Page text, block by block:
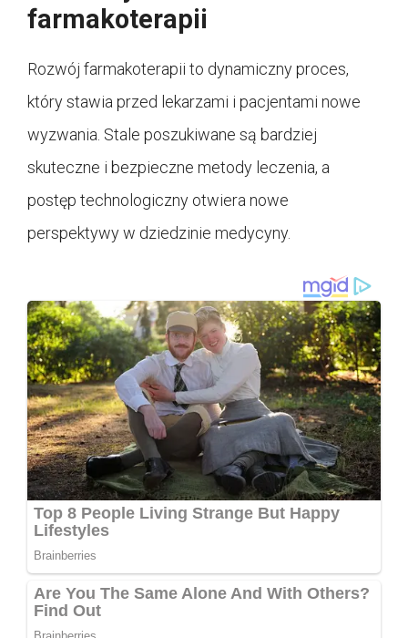
farmakoterapii
Rozwój farmakoterapii to dynamiczny proces,
który stawia przed lekarzami i pacjentami nowe
wyzwania. Stale poszukiwane są bardziej
skuteczne i bezpieczne metody leczenia, a
postęp technologiczny otwiera nowe
perspektywy w dziedzinie medycyny.